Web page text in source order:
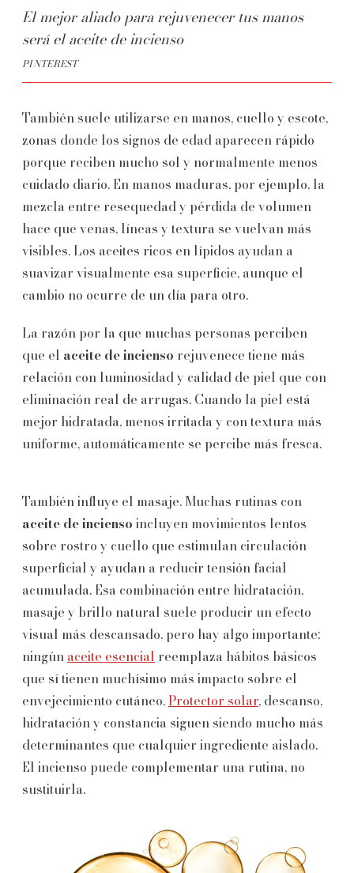
El mejor aliado para rejuvenecer tus manos
será el aceite de incienso
PINTEREST
También suele utilizarse en manos, cuello y escote,
zonas donde los signos de edad aparecen rápido
porque reciben mucho sol y normalmente menos
cuidado diario. En manos maduras, por ejemplo, la
mezcla entre resequedad y pérdida de volumen
hace que venas, líneas y textura se vuelvan más
visibles. Los aceites ricos en lípidos ayudan a
suavizar visualmente esa superficie, aunque el
cambio no ocurre de un día para otro.
La razón por la que muchas personas perciben
que el aceite de incienso rejuvenece tiene más
relación con luminosidad y calidad de piel que con
eliminación real de arrugas. Cuando la piel está
mejor hidratada, menos irritada y con textura más
uniforme, automáticamente se percibe más fresca.
También influye el masaje. Muchas rutinas con
aceite de incienso incluyen movimientos lentos
sobre rostro y cuello que estimulan circulación
superficial y ayudan a reducir tensión facial
acumulada. Esa combinación entre hidratación,
masaje y brillo natural suele producir un efecto
visual más descansado, pero hay algo importante:
ningún aceite esencial reemplaza hábitos básicos
que sí tienen muchísimo más impacto sobre el
envejecimiento cutáneo. Protector solar, descanso,
hidratación y constancia siguen siendo mucho más
determinantes que cualquier ingrediente aislado.
El incienso puede complementar una rutina, no
sustituirla.